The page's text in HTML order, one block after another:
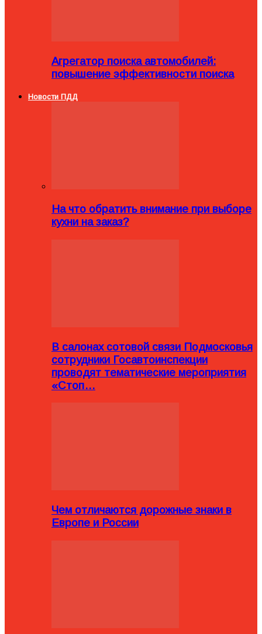
Агрегатор поиска автомобилей:
повышение эффективности поиска
Новости ПДД
На что обратить внимание при выборе
кухни на заказ?
В салонах сотовой связи Подмосковья
сотрудники Госавтоинспекции
проводят тематические мероприятия
«Стоп…
Чем отличаются дорожные знаки в
Европе и России